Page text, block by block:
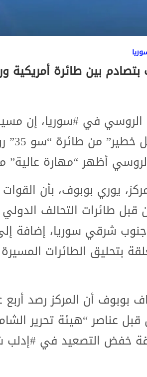
بين طائرة أمريكية
أظهر “مهارة
قبل طائرات التحالف
شرقي سوريا، إضافة
بتحليق الطائرات
بوبوف أن المركز رصد
عناصر “هيئة تحرير
خفض التصعيد في